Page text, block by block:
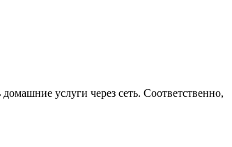
услуги через сеть. Соответственно,